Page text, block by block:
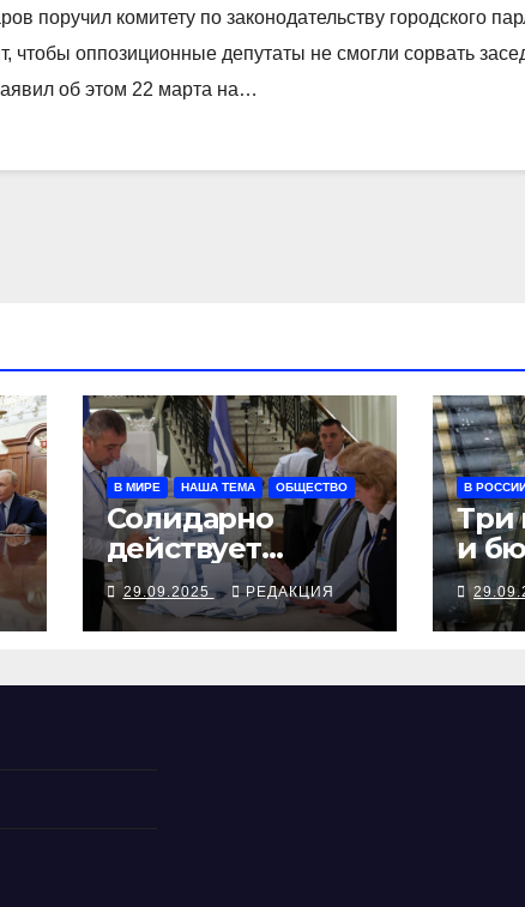
поручил комитету по законодательству городского
чтобы оппозиционные депутаты не смогли сорвать
об этом 22 марта на…
В МИРЕ НАША ТЕМА ОБЩЕСТВО
Солидарно
действует
Молдова
29.09.2025 РЕДАКЦИЯ
В
Три
и